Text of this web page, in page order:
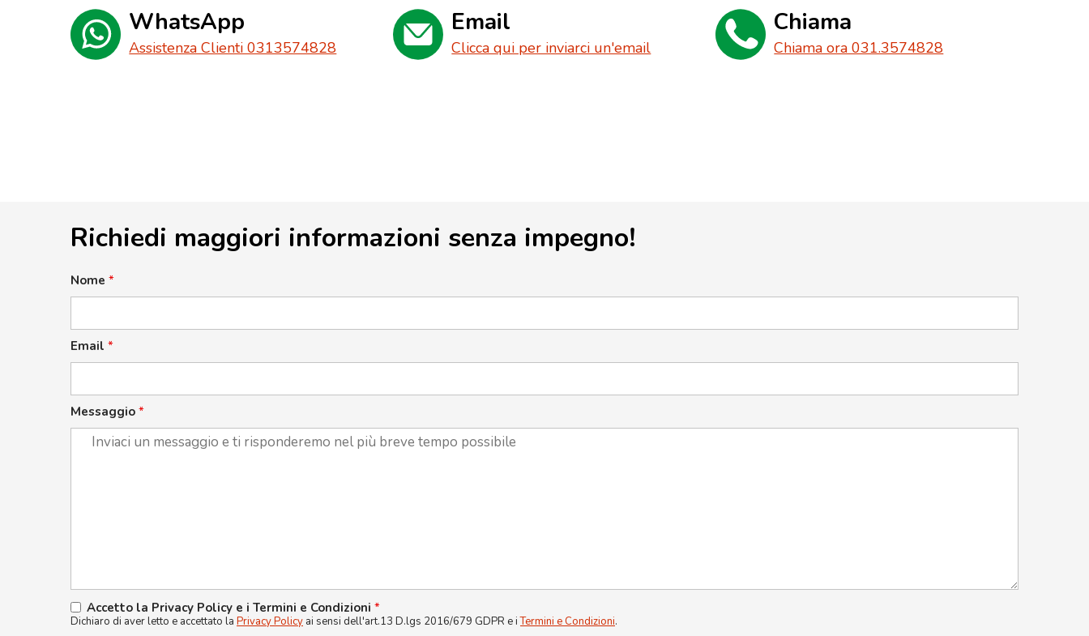
WhatsApp
Assistenza Clienti 0313574828
Email
Clicca qui per inviarci un'email
Chiama
Chiama ora 031.3574828
Richiedi maggiori informazioni senza impegno!
Nome *
Email *
Messaggio *
Accetto la Privacy Policy e i Termini e Condizioni *
Dichiaro di aver letto e accettato la Privacy Policy ai sensi dell'art.13 D.lgs 2016/679 GDPR e iTermini e Condizioni.